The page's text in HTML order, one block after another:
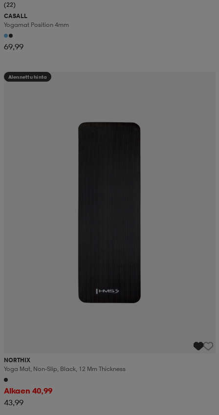
(22)
CASALL
Yogamat Position 4mm
69,99
Alennettu hinta
NORTHIX
Yoga Mat, Non-Slip, Black, 12 Mm Thickness
Alkaen 40,99
43,99